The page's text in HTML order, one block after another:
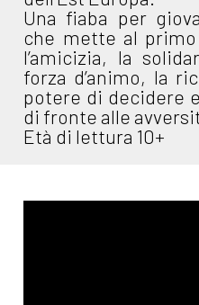
Una fiaba per
che mette al
l’amicizia, la
forza d’animo, la
potere di decidere
di fronte alle
Età di lettura 10+